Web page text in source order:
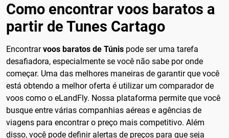
Como encontrar voos baratos a
partir de Tunes Cartago
Encontrarvoos baratos de Túnis pode ser uma tarefa
desafiadora, especialmente se você não sabe por onde
começar. Uma das melhores maneiras de garantir que você
está obtendo a melhor oferta é utilizar um comparador de
voos como o eLandFly. Nossa plataforma permite que você
busque entre várias companhias aéreas e agências de
viagens para encontrar o preço mais competitivo. Além
disso, você pode definir alertas de preços para que seja